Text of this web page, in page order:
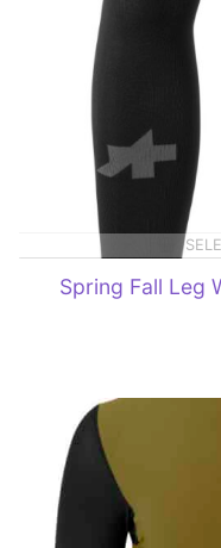
Spring Fall Leg